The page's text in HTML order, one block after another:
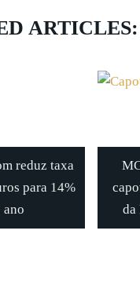
ARTICLES:
reduz taxa
para 14%
ano
da